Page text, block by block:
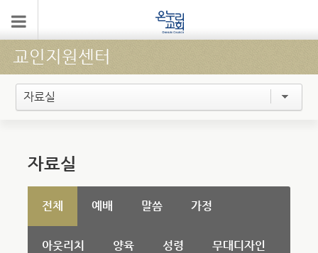
교인지원센터
자료실
자료실
전체 예배 말씀 가정
아웃리치 양육 성령 무대디자인